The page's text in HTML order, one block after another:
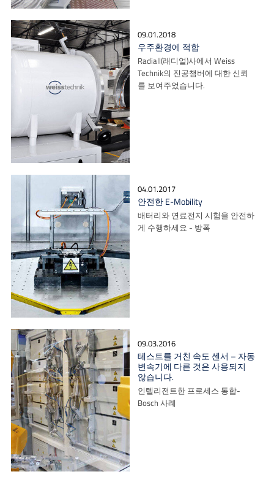
09.01.2018
우주환경에 적합
Radiall(래디얼)사에서 Weiss
Technik의 진공챔버에 대한 신뢰
를 보여주었습니다.
04.01.2017
안전한 E-Mobility
배터리와 연료전지 시험을 안전하
게 수행하세요 - 방폭
09.03.2016
테스트를 거친 속도 센서 – 자동
변속기에 다른 것은 사용되지
않습니다.
인텔리전트한 프로세스 통합-
Bosch 사례